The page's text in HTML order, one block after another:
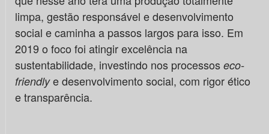
limpa, gestão responsável e desenvolvimento
social e caminha a passos largos para isso. Em
2019 o foco foi atingir excelência na
sustentabilidade, investindo nos processos eco-
friendlye desenvolvimento social, com rigor ético
e transparência.